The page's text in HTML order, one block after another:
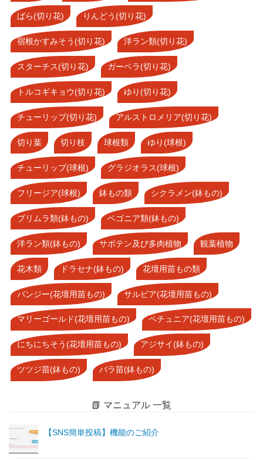
ばら(切り花) りんどう(切り花)
宿根かすみそう(切り花) 洋ラン類(切り花)
スターチス(切り花) ガーベラ(切り花)
トルコギキョウ(切り花) ゆり(切り花)
チューリップ(切り花) アルストロメリア(切り花)
切り葉 切り枝 球根類 ゆり(球根)
チューリップ(球根) グラジオラス(球根)
フリージア(球根) 鉢もの類 シクラメン(鉢もの)
プリムラ類(鉢もの) ベゴニア類(鉢もの)
洋ラン類(鉢もの) サボテン及び多肉植物 観葉植物
花木類 ドラセナ(鉢もの) 花壇用苗もの類
パンジー(花壇用苗もの) サルビア(花壇用苗もの)
マリーゴールド(花壇用苗もの) ペチュニア(花壇用苗もの)
にちにちそう(花壇用苗もの) アジサイ(鉢もの)
ツツジ苗(鉢もの) バラ苗(鉢もの)
📗 マニュアル 一覧
【SNS簡単投稿】機能のご紹介